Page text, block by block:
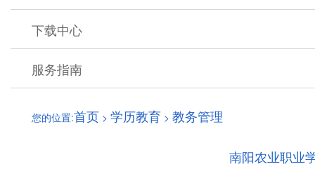
下载中心
服务指南
您的位置:首页 > 学历教育 > 教务管理
南阳农业职业